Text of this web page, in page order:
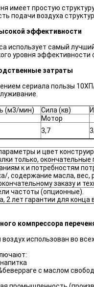
имеет простую
подачи воздуха
эффективности
использует самый
уровня эффективности
затраты
сериала пользы
(м3/мин) Сила (кв)
Мотор
3,7
и цвет
только,
к и потребностям
, содержание масла, вес,
заказу и
частоты (опционные).
2 лет гарантии для конца
компрессора
использован во
с маслом